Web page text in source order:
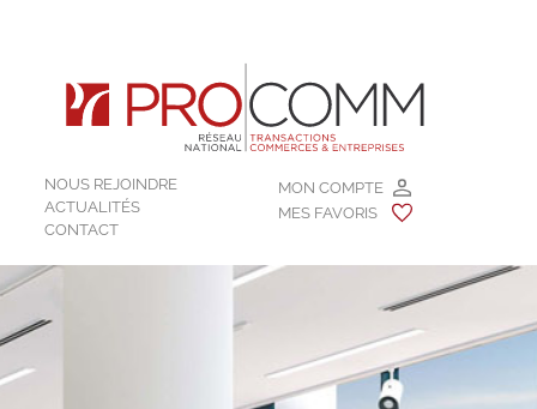
MON COMPTE
MES FAVORIS
NOUS REJOINDRE
ACTUALITÉS
CONTACT